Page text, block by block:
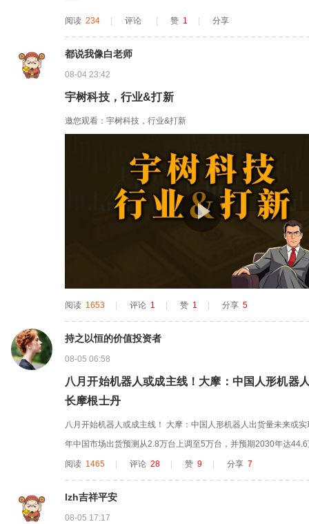
阅读 234 | 评论 | 赞 1 | 分享
都说我像白老师
08-04 23:42
宇树科技，行业&打新
邀您观看：宇树科技，行业&打新
阅读 1653 评论 1 赞 1 分享 5
持之以恒的价值投资者
08-05 06:58
八月开始机器人或成主线！大摩：中国人形机器
长摩根士丹
八月开始机器人或成主线！ 大摩：中国人形机器人出货量未来或
年中国市场出货预测从2.8万台上调至5万台，并预期2030年达
一预测，2025到2030年中国人形机器人出货量将实现近16倍增长
机器人产业的“超级月”，多项重磅事件密集落地，涵盖新品发布、
阅读 1465 评论 28 赞 9 分享 7
lzh吉祥平安
08-05 17:17